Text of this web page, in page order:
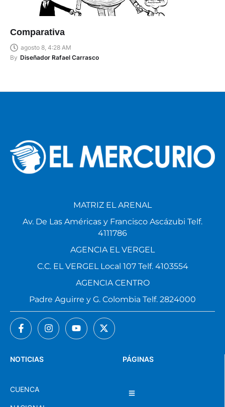
Comparativa
agosto 8, 4:28 AM
By Diseñador Rafael Carrasco
PÁGINAS
NOTICIAS
CUENCA
MATRIZ EL ARENAL
Av. De Las Américas y Francisco Ascázubi Telf.
4111786
AGENCIA EL VERGEL
C.C. EL VERGEL Local 107 Telf. 4103554
AGENCIA CENTRO
Padre Aguirre y G. Colombia Telf. 2824000